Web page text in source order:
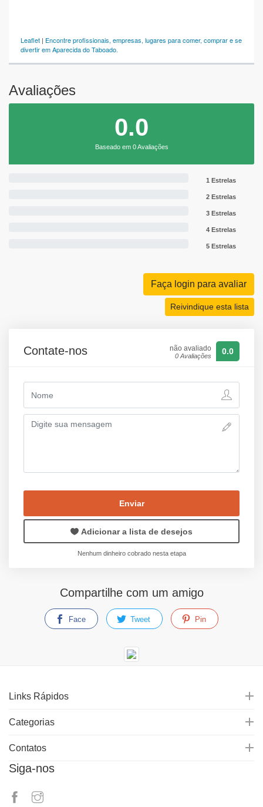
Leaflet | Encontre profissionais, empresas, lugares para comer, comprar e se
divertir em Aparecida do Taboado.
Avaliações
0.0
Baseado em 0 Avaliações
1 Estrelas
2 Estrelas
3 Estrelas
4 Estrelas
5 Estrelas
Faça login para avaliar
Reivindique esta lista
Contate-nos não avaliado
0 Avaliações 0.0
Enviar
Adicionar a lista de desejos
Nenhum dinheiro cobrado nesta etapa
Compartilhe com um amigo
Face Tweet Pin
Links Rápidos
Categorias
Contatos
Siga-nos